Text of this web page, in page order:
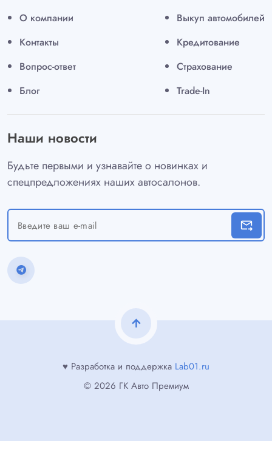
О компании
Контакты
Вопрос-ответ
Блог
Выкуп автомобилей
Кредитование
Страхование
Trade-In
Наши новости
Будьте первыми и узнавайте о новинках и
спецпредложениях наших автосалонов.
forward_to_inbox
© 2026 ГК Авто Премиум
arrow_upward
♥ Разработка и поддержка Lab01.ru